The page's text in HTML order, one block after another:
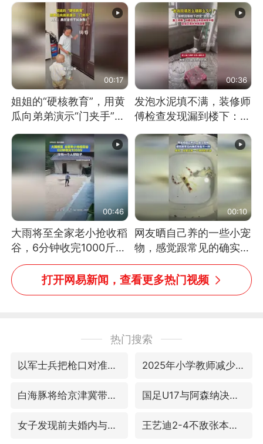
00:17
姐姐的“硬核教育”，用黄
瓜向弟弟演示“门夹手”，
教！
00:36
发泡水泥填不满，装修师
傅检查发现漏到楼下：出
00:46
大雨将至全家老小抢收稻
谷，6分钟收完1000斤，
没有一个人掉链子
00:10
网友晒自己养的一些小宠
物，感觉跟常见的确实有
些不一样
打开网易新闻，查看更多热门视频
热门搜索
以军士兵把枪口对准中国记者 2025年小学教师减少13.19万
白海豚将给京津冀带来大暴雨 国足U17与阿森纳决赛取消 并列冠军
女子发现前夫婚内与第三者育子 王艺迪2-4不敌张本美和止步4强